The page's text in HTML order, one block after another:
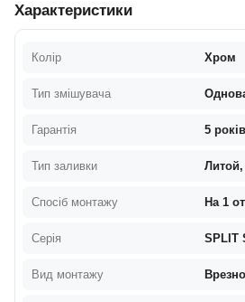
Характеристики
Колір Хром
Тип змішувача
Гарантія 5 років
Тип заливки
Спосіб монтажу На 1
Серія SPLIT
Вид монтажу